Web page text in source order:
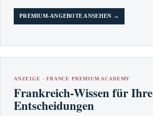
PREMIUM-ANGEBOTE ANSEHEN →
ANZEIGE · FRANCE PREMIUM ACADEMY
Frankreich-Wissen für Ihre
Entscheidungen